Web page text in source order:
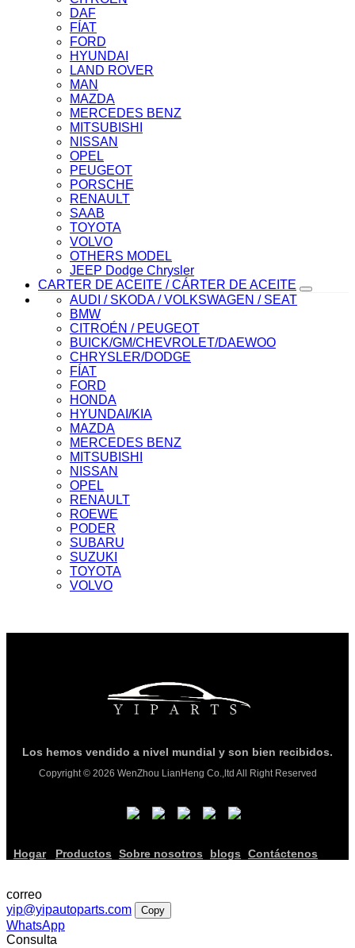
DAF
FÍAT
FORD
HYUNDAI
LAND ROVER
MAN
MAZDA
MERCEDES BENZ
MITSUBISHI
NISSAN
OPEL
PEUGEOT
PORSCHE
RENAULT
SAAB
TOYOTA
VOLVO
OTHERS MODEL
JEEP Dodge Chrysler
CARTER DE ACEITE / CÁRTER DE ACEITE
AUDI / SKODA / VOLKSWAGEN / SEAT
BMW
CITROÉN / PEUGEOT
BUICK/GM/CHEVROLET/DAEWOO
CHRYSLER/DODGE
FÍAT
FORD
HONDA
HYUNDAI/KIA
MAZDA
MERCEDES BENZ
MITSUBISHI
NISSAN
OPEL
RENAULT
ROEWE
PODER
SUBARU
SUZUKI
TOYOTA
VOLVO
Los hemos vendido a nivel mundial y son bien recibidos.
Copyright © 2026 WenZhou LianHeng Co.,ltd All Right Reserved
Hogar Productos Sobre nosotros blogs Contáctenos
correo
yip@yipautoparts.com
Copy
WhatsApp
Consulta